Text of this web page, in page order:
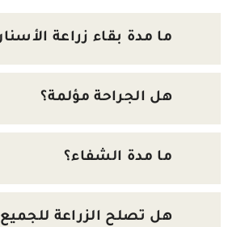
ما مدة بقاء زراعة
هل الجراحة مؤلمة؟
ما مدة الشفاء؟
هل تصلح الزراعة